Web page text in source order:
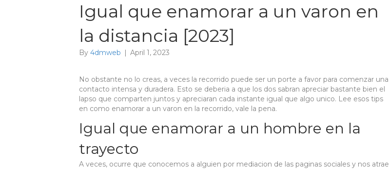
Igual que enamorar a un varon en
la distancia [2023]
By 4dmweb | April 1, 2023
No obstante no lo creas, a veces la recorrido puede ser un porte a favor para comenzar una
contacto intensa y duradera. Esto se deberia a que los dos sabran apreciar bastante bien el
lapso que comparten juntos y apreciaran cada instante igual que algo unico. Lee esos tips
en como enamorar a un varon en la recorrido, vale la pena.
Igual que enamorar a un hombre en la
trayecto
A veces, ocurre que conocemos a alguien por mediacion de las paginas sociales y nos atrae